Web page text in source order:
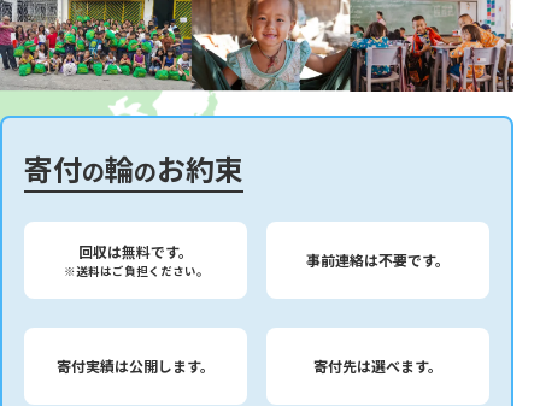
寄付の輪のお約束
回収は無料です。
※送料はご負担ください。
事前連絡は不要です。
寄付実績は公開します。 寄付先は選べます。